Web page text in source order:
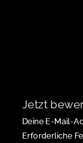
Jetzt
Deine E-Mail-
Erforderliche